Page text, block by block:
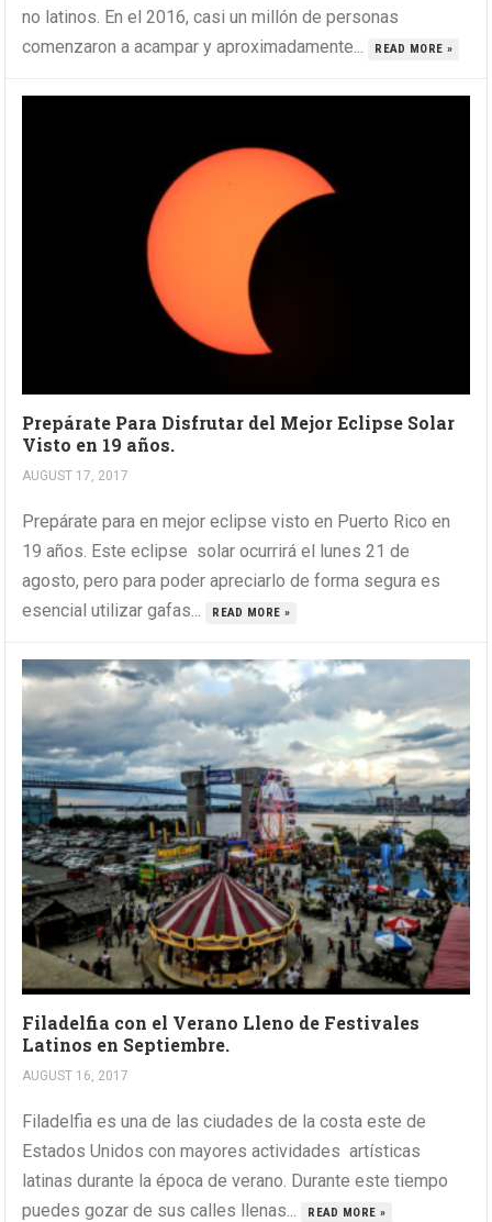
no latinos. En el 2016, casi un millón de personas
comenzaron a acampar y aproximadamente...
READ MORE »
Prepárate Para Disfrutar del Mejor Eclipse Solar
Visto en 19 años.
AUGUST 17, 2017
Prepárate para en mejor eclipse visto en Puerto Rico en
19 años. Este eclipse solar ocurrirá el lunes 21 de
agosto, pero para poder apreciarlo de forma segura es
esencial utilizar gafas...
READ MORE »
Filadelfia con el Verano Lleno de Festivales
Latinos en Septiembre.
AUGUST 16, 2017
Filadelfia es una de las ciudades de la costa este de
Estados Unidos con mayores actividades artísticas
latinas durante la época de verano. Durante este tiempo
puedes gozar de sus calles llenas...
READ MORE »